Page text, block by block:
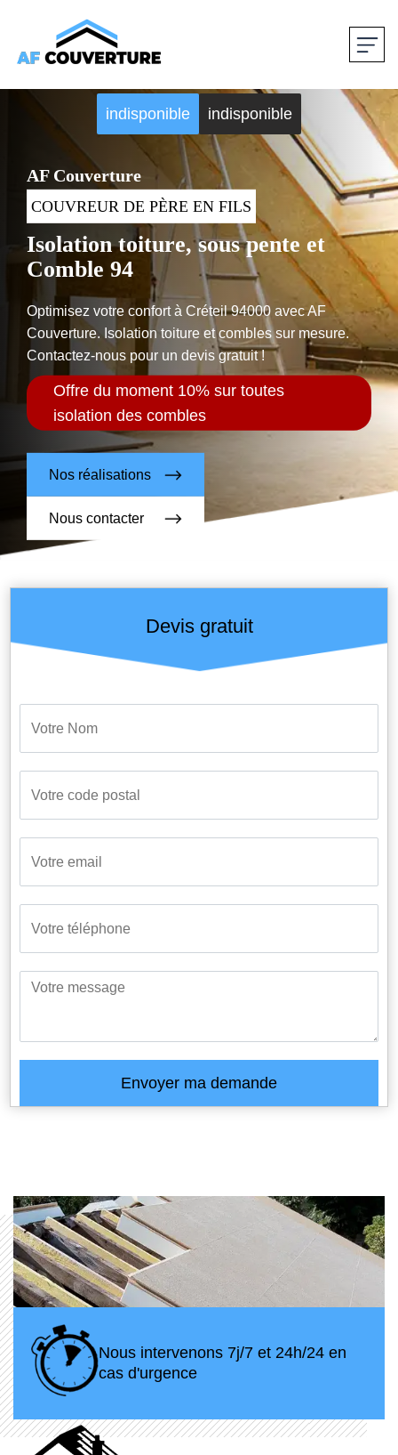
indisponible indisponible
AF Couverture
COUVREUR DE PÈRE EN FILS
Isolation toiture, sous pente et
Comble 94
Optimisez votre confort à Créteil 94000 avec AF
Couverture. Isolation toiture et combles sur mesure.
Contactez-nous pour un devis gratuit !
Offre du moment 10% sur toutes
isolation des combles
Nos réalisations
Nous contacter
Devis gratuit
Nous intervenons 7j/7 et 24h/24 en
cas d'urgence